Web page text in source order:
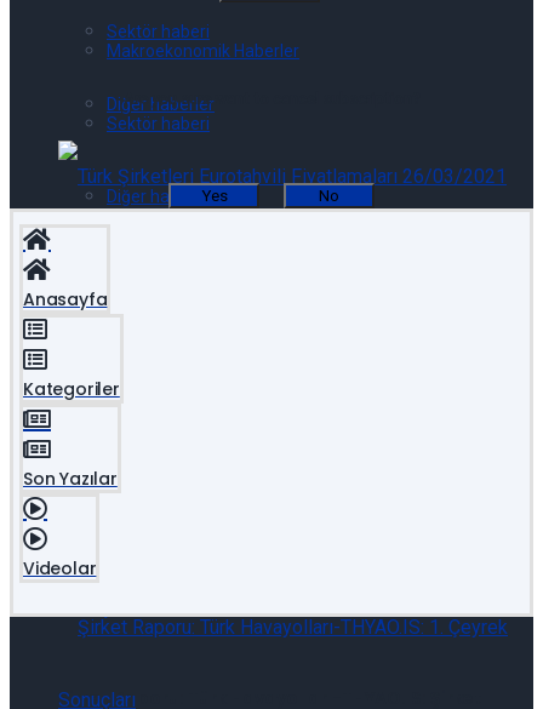
Sektör haberi
Diğer haberler
Şirket Raporu: Türk Havayolları-THYAO.IS: Şirket
Makroekonomik Haberler
Sektör haberi
Diğer haberler
Are you sure want to cancel subscription?
Yes No
Anasayfa
Kategoriler
Son Yazılar
Videolar